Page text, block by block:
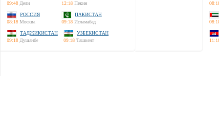
09:48 Дели
12:18 Пекин
РОССИЯ
08:18 Москва
ПАКИСТАН
09:18 Исламабад
ТАДЖИКИСТАН
09:18 Душанбе
УЗБЕКИСТАН
09:18 Ташкент